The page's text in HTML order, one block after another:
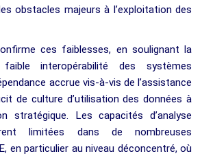
obstacles majeurs à l’exploitation des
ces faiblesses, en soulignant la
faible interopérabilité des systèmes
accrue vis-à-vis de l’assistance
de culture d’utilisation des données à
stratégique. Les capacités d’analyse
limitées dans de nombreuses
en particulier au niveau déconcentré, où